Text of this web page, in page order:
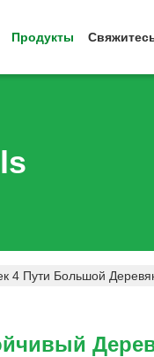
Продукты
4 Пути Большой